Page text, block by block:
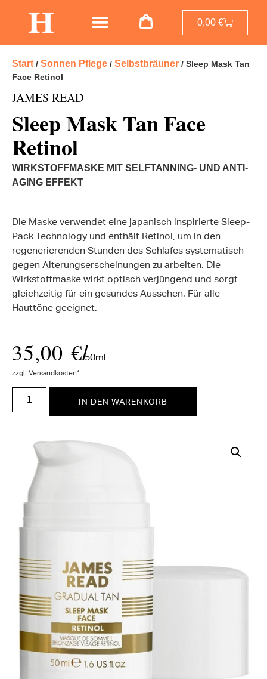
0,00€
Start / Sonnen Pflege / Selbstbräuner / Sleep Mask Tan
Face Retinol
JAMES READ
Sleep Mask Tan Face
Retinol
WIRKSTOFFMASKE MIT SELFTANNING- UND ANTI-
AGING EFFEKT
Die Maske verwendet eine japanisch inspirierte Sleep-
Pack Technology und enthält Retinol, um in den
regenerierenden Stunden des Schlafes systematisch
gegen Alterungserscheinungen zu arbeiten. Die
Wirkstoffmaske wirkt optisch verjüngend und sorgt
gleichzeitig für ein gesundes Aussehen. Für alle
Hauttöne geeignet.
35,00 €/
50ml
zzgl. Versandkosten*
IN DEN WARENKORB